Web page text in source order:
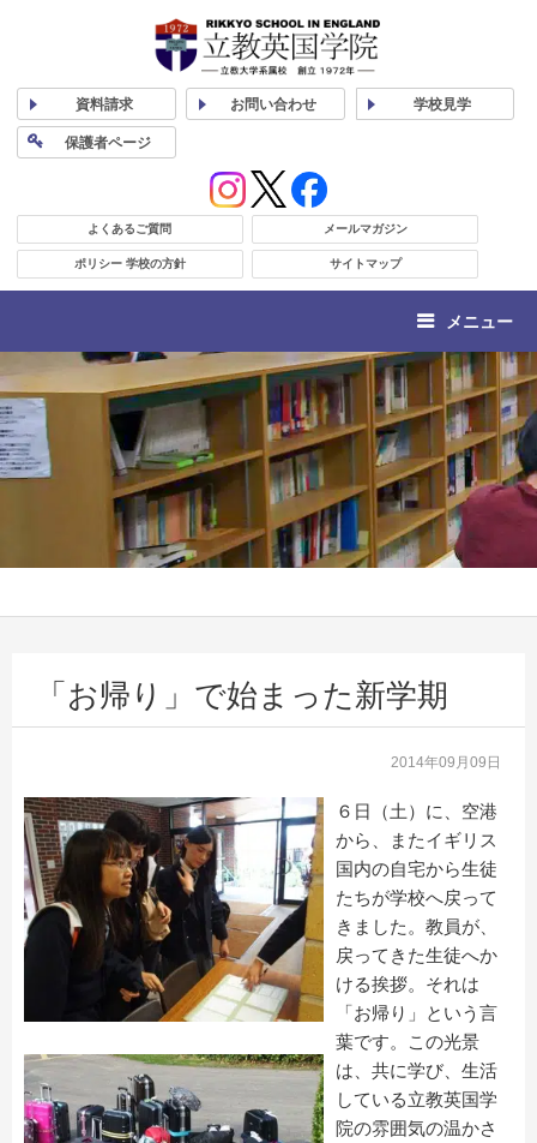
資料請求 お問い合わせ 学校見学
保護者ページ
よくあるご質問 メールマガジン
ポリシー 学校の方針 サイトマップ
メニュー
「お帰り」で始まった新学期
2014年09月09日
６日（土）に、空港
から、またイギリス
国内の自宅から生徒
たちが学校へ戻って
きました。教員が、
戻ってきた生徒へか
ける挨拶。それは
「お帰り」という言
葉です。この光景
は、共に学び、生活
している立教英国学
院の雰囲気の温かさ